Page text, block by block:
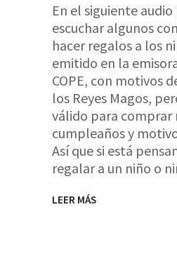
En el siguiente audio
escuchar algunos
hacer regalos a los
emitido en la
COPE, con motivos
los Reyes Magos,
válido para comprar
cumpleaños y
Así que si está
regalar a un niño o
LEER MÁS